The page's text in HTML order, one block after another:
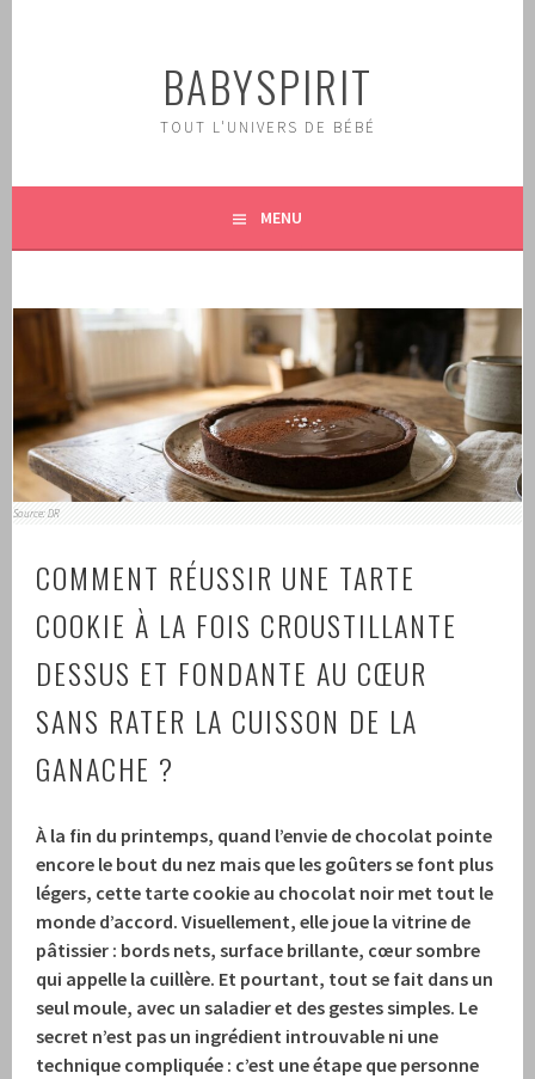
BABYSPIRIT
TOUT L'UNIVERS DE BÉBÉ
MENU
Source: DR
COMMENT RÉUSSIR UNE TARTE
COOKIE À LA FOIS CROUSTILLANTE
DESSUS ET FONDANTE AU CŒUR
SANS RATER LA CUISSON DE LA
GANACHE ?
À la fin du printemps, quand l’envie de chocolat pointe
encore le bout du nez mais que les goûters se font plus
légers, cette tarte cookie au chocolat noir met tout le
monde d’accord. Visuellement, elle joue la vitrine de
pâtissier : bords nets, surface brillante, cœur sombre
qui appelle la cuillère. Et pourtant, tout se fait dans un
seul moule, avec un saladier et des gestes simples. Le
secret n’est pas un ingrédient introuvable ni une
technique compliquée : c’est une étape que personne